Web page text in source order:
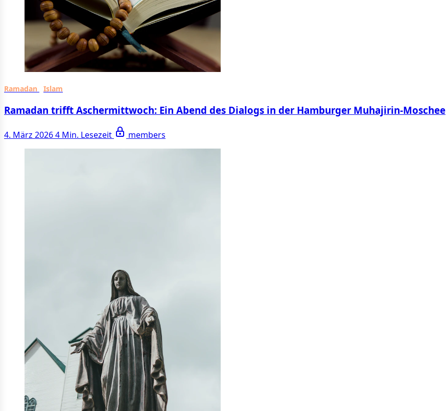
Ramadan Islam
Ramadan trifft Aschermittwoch: Ein Abend des Dialogs in der Hamburger Muhajirin-Moschee
4. März 20264 Min. Lesezeit members